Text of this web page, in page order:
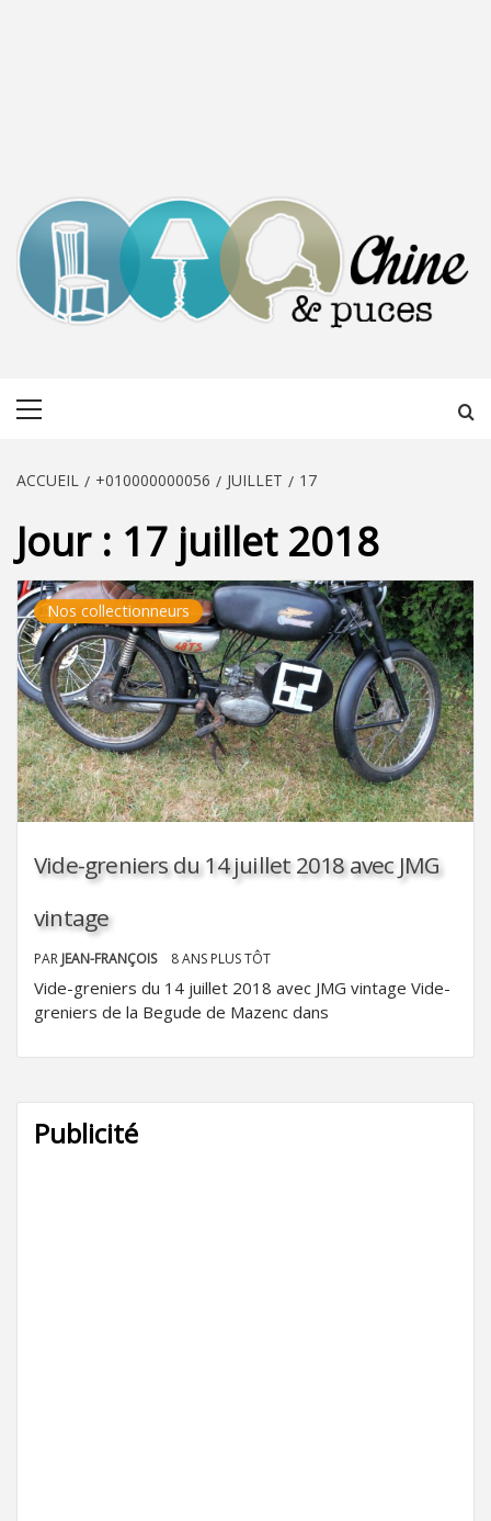
ACCUEIL +010000000056 JUILLET 17
Jour : 17 juillet 2018
Nos collectionneurs
Vide-greniers du 14 juillet 2018 avec JMG
vintage
PAR JEAN-FRANÇOIS 8 ANS PLUS TÔT
Vide-greniers du 14 juillet 2018 avec JMG vintage Vide-
greniers de la Begude de Mazenc dans
Publicité